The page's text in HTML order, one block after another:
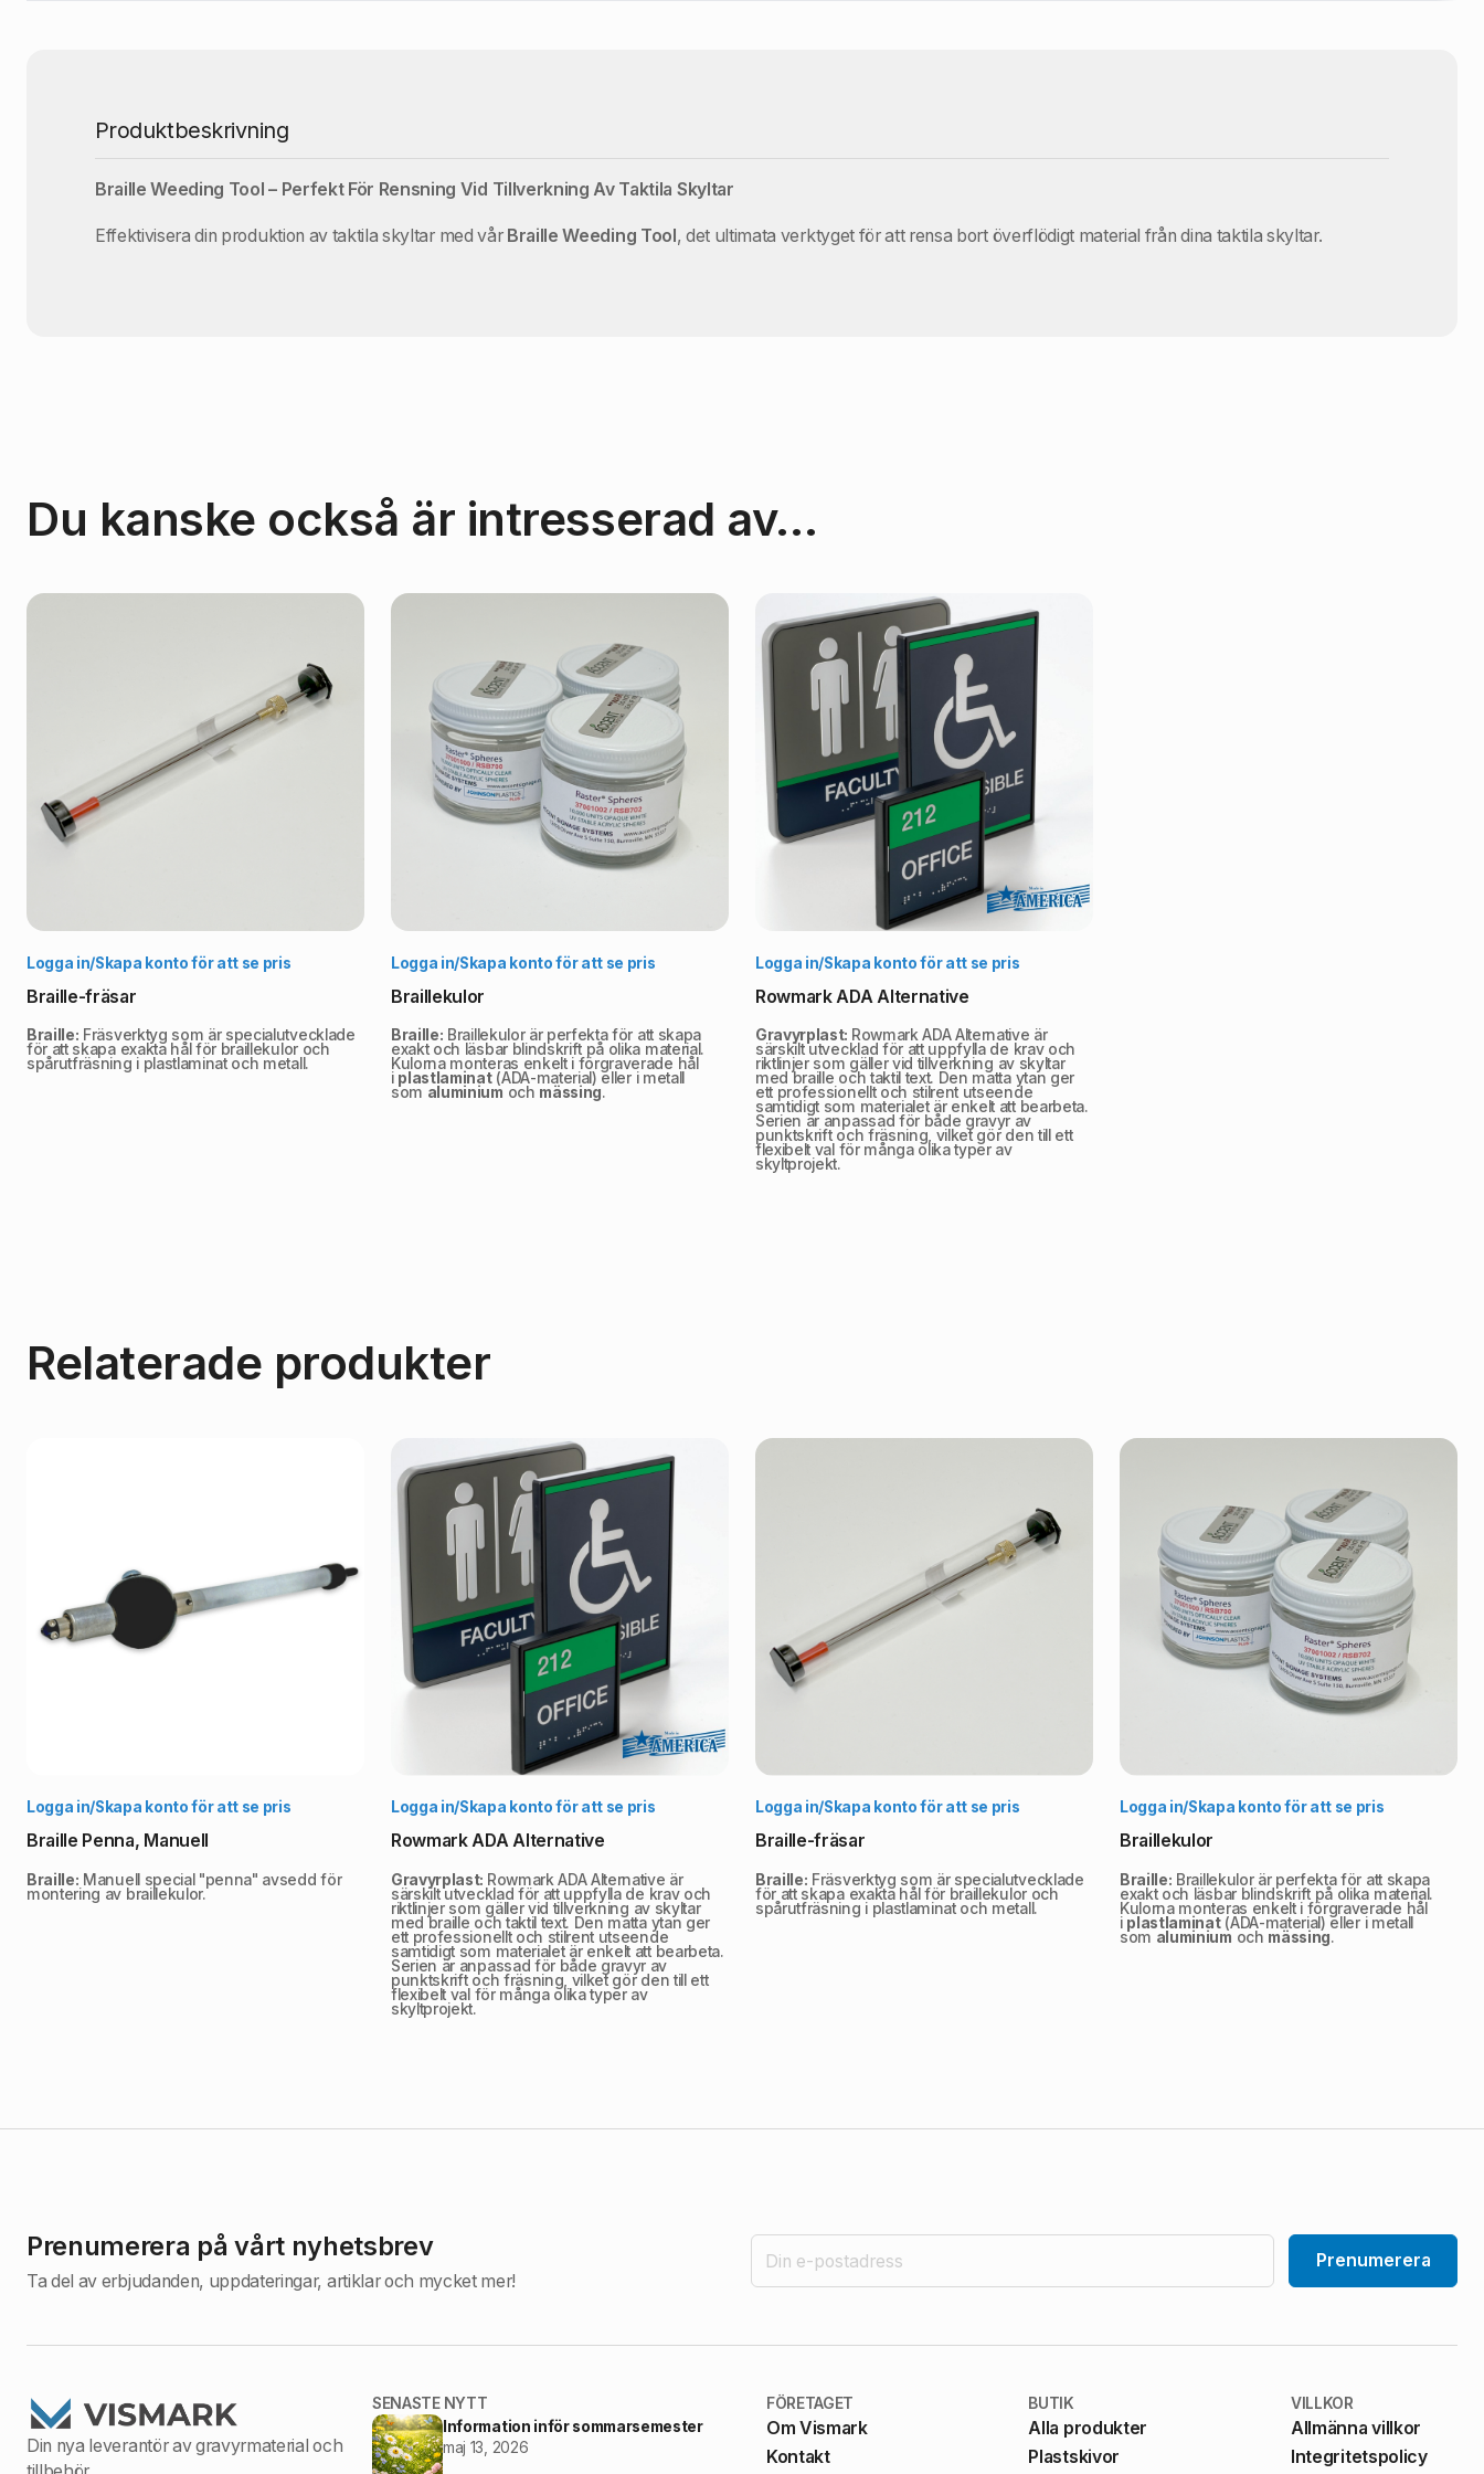
Produktbeskrivning
Braille Weeding Tool – Perfekt För Rensning Vid Tillverkning Av Taktila Skyltar
Effektivisera din produktion av taktila skyltar med vår Braille Weeding Tool, det ultimata verktyget för att rensa bort överflödigt material från dina taktila skyltar.
Du kanske också är intresserad av…
Logga in/Skapa konto för att se pris
Braille-fräsar
Braille: Fräsverktyg som är specialutvecklade
för att skapa exakta hål för braillekulor och
spårutfräsning i plastlaminat och metall.
Välj alternativ Logga in/Skapa konto för att se pris
Braillekulor
Braille: Braillekulor är perfekta för att skapa
exakt och läsbar blindskrift på olika material.
Kulorna monteras enkelt i förgraverade hål
i plastlaminat(ADA-material) eller i metall
som aluminium och mässing.
Välj alternativ Logga in/Skapa konto för att se pris
Rowmark ADA Alternative
Gravyrplast: Rowmark ADA Alternative är
särskilt utvecklad för att uppfylla de krav och
riktlinjer som gäller vid tillverkning av skyltar
med braille och taktil text. Den matta ytan ger
ett professionellt och stilrent utseende
samtidigt som materialet är enkelt att bearbeta.
Serien är anpassad för både gravyr av
punktskrift och fräsning, vilket gör den till ett
flexibelt val för många olika typer av
skyltprojekt.
Välj alternativ
Relaterade produkter
Logga in/Skapa konto för att se pris
Braille Penna, Manuell
Braille: Manuell special "penna" avsedd för
montering av braillekulor.
Välj alternativ Logga in/Skapa konto för att se pris
Rowmark ADA Alternative
Gravyrplast: Rowmark ADA Alternative är
särskilt utvecklad för att uppfylla de krav och
riktlinjer som gäller vid tillverkning av skyltar
med braille och taktil text. Den matta ytan ger
ett professionellt och stilrent utseende
samtidigt som materialet är enkelt att bearbeta.
Serien är anpassad för både gravyr av
punktskrift och fräsning, vilket gör den till ett
flexibelt val för många olika typer av
skyltprojekt.
Välj alternativ Logga in/Skapa konto för att se pris
Braille-fräsar
Braille: Fräsverktyg som är specialutvecklade
för att skapa exakta hål för braillekulor och
spårutfräsning i plastlaminat och metall.
Välj alternativ Logga in/Skapa konto för att se pris
Braillekulor
Braille: Braillekulor är perfekta för att skapa
exakt och läsbar blindskrift på olika material.
Kulorna monteras enkelt i förgraverade hål
i plastlaminat(ADA-material) eller i metall
som aluminium och mässing.
Välj alternativ
Prenumerera på vårt nyhetsbrev
Ta del av erbjudanden, uppdateringar, artiklar och mycket mer!
Prenumerera
Din nya leverantör av gravyrmaterial och
SENASTE NYTT
Information inför sommarsemester
maj 13, 2026
FÖRETAGET
Om Vismark
Kontakt
BUTIK
Alla produkter
Plastskivor
VILLKOR
Allmänna villkor
Integritetspolicy